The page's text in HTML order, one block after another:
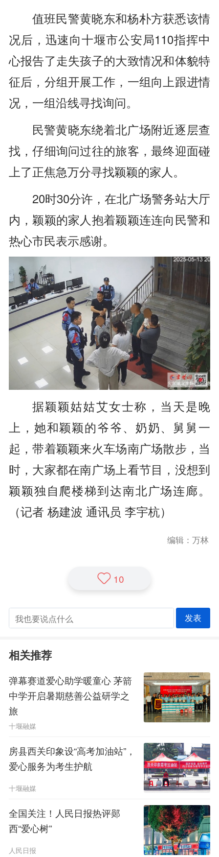
值班民警黄晓东和杨朴方获悉该情
况后，迅速向十堰市公安局110指挥中
心报告了走失孩子的大致情况和体貌特
征后，分组开展工作，一组向上跟进情
况，一组沿线寻找询问。
民警黄晓东绕着北广场附近逐层查
找，仔细询问过往的旅客，最终迎面碰
上了正焦急万分寻找颖颖的家人。
20时30分许，在北广场警务站大厅
内，颖颖的家人抱着颖颖连连向民警和
热心市民表示感谢。
据颖颖姑姑艾女士称，当天是晚
上，她和颖颖的爷爷、奶奶、舅舅一
起，带着颖颖来火车场南广场散步，当
时，大家都在南广场上看节目，没想到
颖颖独自爬楼梯到达南北广场连廊。
（记者 杨建波 通讯员 李宇杭）
编辑：万林
10
发表
相关推荐
弹幕赛道爱心助学暖童心 茅箭
中学开启暑期慈善公益研学之
旅
十堰融媒
房县西关印象设“高考加油站”，
爱心服务为考生护航
十堰融媒
全国关注！人民日报热评郧
西“爱心树”
人民日报